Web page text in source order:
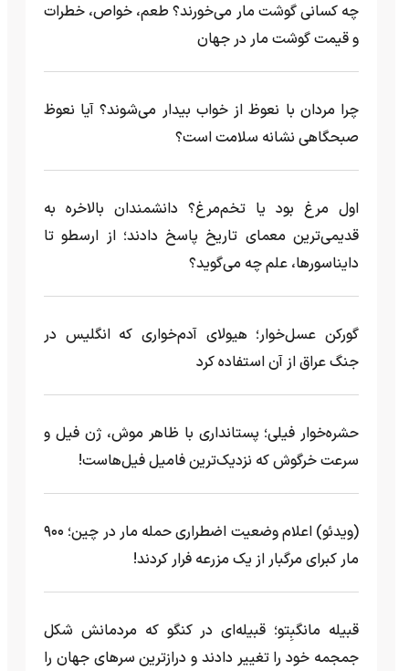
چه کسانی گوشت مار می‌خورند؟ طعم، خواص، خطرات
و قیمت گوشت مار در جهان
چرا مردان با نعوظ از خواب بیدار می‌شوند؟ آیا نعوظ
صبحگاهی نشانه سلامت است؟
اول مرغ بود یا تخم‌مرغ؟ دانشمندان بالاخره به
قدیمی‌ترین معمای تاریخ پاسخ دادند؛ از ارسطو تا
دایناسورها، علم چه می‌گوید؟
گورکن عسل‌خوار؛ هیولای آدم‌خواری که انگلیس در
جنگ عراق از آن استفاده کرد
حشره‌خوار فیلی؛ پستانداری با ظاهر موش، ژن فیل و
سرعت خرگوش که نزدیک‌ترین فامیل فیل‌هاست!
(ویدئو) اعلام وضعیت اضطراری حمله مار‌ در چین؛ ۹۰۰
مار کبرای مرگبار از یک مزرعه‌ فرار کردند!
قبیله مانگبِتو؛ قبیله‌ای در کنگو که مردمانش شکل
جمجمه خود را تغییر دادند و درازترین سرهای جهان را